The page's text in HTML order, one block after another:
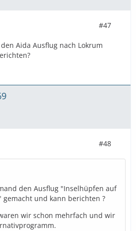
#47
Aida Ausflug nach Lokrum
#48
den Ausflug "Inselhüpfen auf
und kann berichten ?
wir schon mehrfach und wir